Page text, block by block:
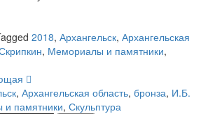
2018, Архангельск, Архангельская
, Мемориалы и памятники,
, Архангельская область, бронза, И.Б.
памятники, Скульптура